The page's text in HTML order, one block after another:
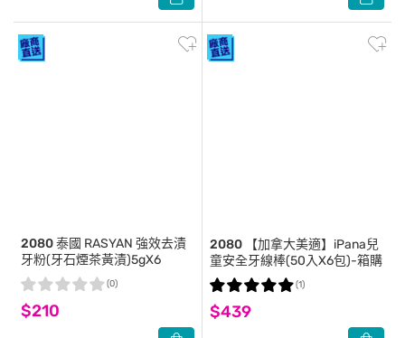
2080泰國 RASYAN 強效去漬
牙粉(牙石煙茶黃漬)5gX6
$210
(0)
2080 【加拿大美適】iPana兒
童安全牙線棒(50入X6包)-箱購
$439
(1)